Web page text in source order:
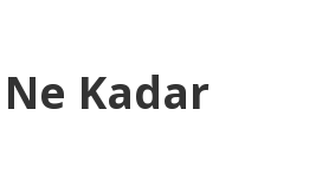
Kadar